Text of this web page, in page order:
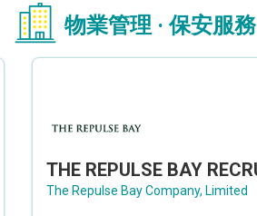
物業管理 · 保安服務
The Repulse Bay Company, Limited